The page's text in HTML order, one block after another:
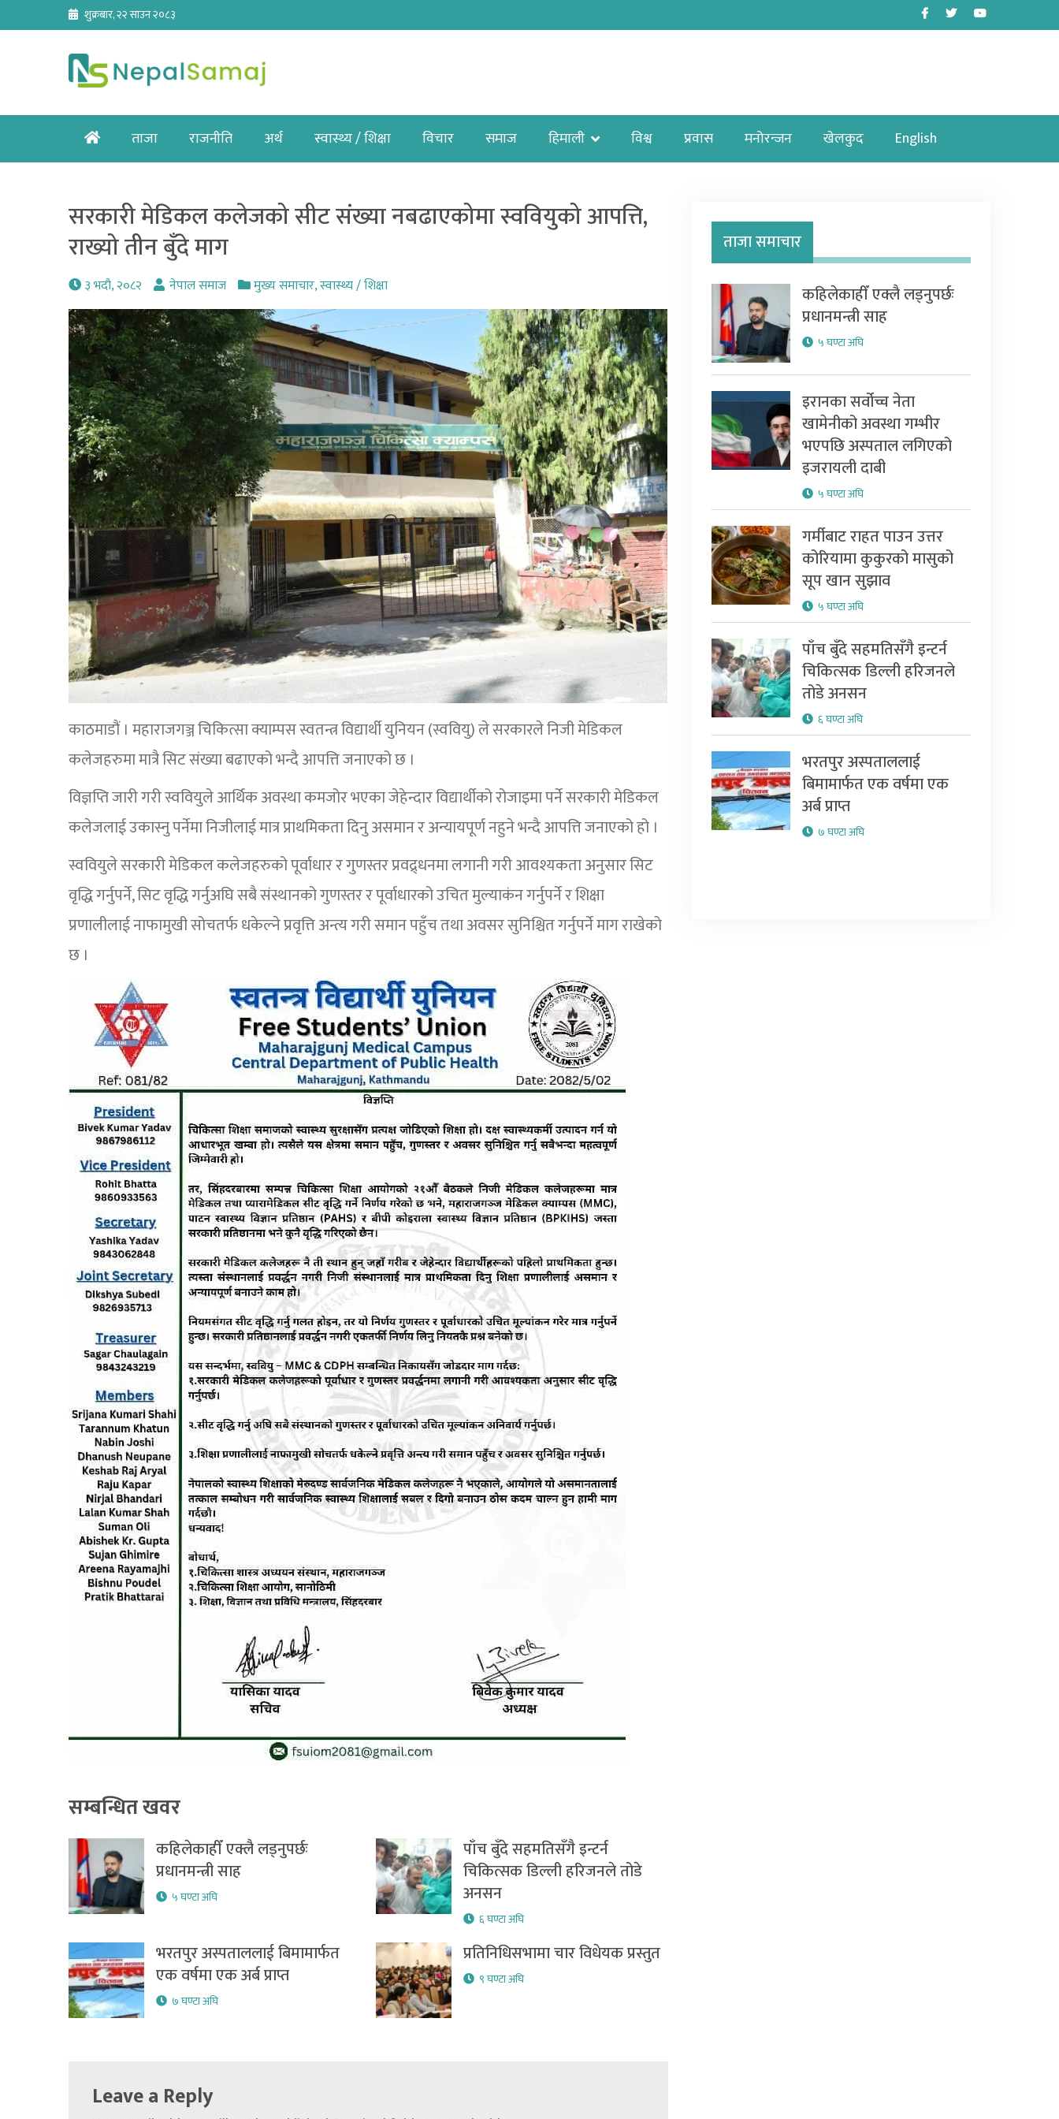
content
शुक्रबार, २२ साउन २०८३ Facebook
TwitterYoutube
Homeताजा राजनीति अर्थ स्वास्थ्य / शिक्षा विचार समाज हिमाली विश्व प्रवास मनोरन्जन खेलकुद English
सरकारी मेडिकल कलेजको सीट संख्या नबढाएकोमा स्ववियुको आपत्ति,
राख्यो तीन बुँदे माग
३ भदौ, २०८२ नेपाल समाज मुख्य समाचार,स्वास्थ्य / शिक्षा
काठमाडौं । महाराजगञ्ज चिकित्सा क्याम्पस स्वतन्त्र विद्यार्थी युनियन (स्ववियु) ले सरकारले निजी मेडिकल
कलेजहरुमा मात्रै सिट संख्या बढाएको भन्दै आपत्ति जनाएको छ ।
विज्ञप्ति जारी गरी स्ववियुले आर्थिक अवस्था कमजोर भएका जेहेन्दार विद्यार्थीको रोजाइमा पर्ने सरकारी मेडिकल
कलेजलाई उकास्नु पर्नेमा निजीलाई मात्र प्राथमिकता दिनु असमान र अन्यायपूर्ण नहुने भन्दै आपत्ति जनाएको हो ।
स्ववियुले सरकारी मेडिकल कलेजहरुको पूर्वाधार र गुणस्तर प्रवद्र्धनमा लगानी गरी आवश्यकता अनुसार सिट
वृद्धि गर्नुपर्ने, सिट वृद्धि गर्नुअघि सबै संस्थानको गुणस्तर र पूर्वाधारको उचित मुल्याकंन गर्नुपर्ने र शिक्षा
प्रणालीलाई नाफामुखी सोचतर्फ धकेल्ने प्रवृत्ति अन्त्य गरी समान पहुँच तथा अवसर सुनिश्चित गर्नुपर्ने माग राखेको
छ ।
सम्बन्धित खवर
कहिलेकाहीँ एक्लै लड्नुपर्छः
प्रधानमन्त्री साह
५ घण्टा अघि
पाँच बुँदे सहमतिसँगै इन्टर्न
चिकित्सक डिल्ली हरिजनले तोडे
अनसन
६ घण्टा अघि
भरतपुर अस्पताललाई बिमामार्फत
एक वर्षमा एक अर्ब प्राप्त
७ घण्टा अघि
प्रतिनिधिसभामा चार विधेयक प्रस्तुत
९ घण्टा अघि
Leave a Reply
ताजा समाचार
कहिलेकाहीँ एक्लै लड्नुपर्छः
प्रधानमन्त्री साह
५ घण्टा अघि
इरानका सर्वोच्च नेता
खामेनीको अवस्था गम्भीर
भएपछि अस्पताल लगिएको
इजरायली दाबी
५ घण्टा अघि
गर्मीबाट राहत पाउन उत्तर
कोरियामा कुकुरको मासुको
सूप खान सुझाव
५ घण्टा अघि
पाँच बुँदे सहमतिसँगै इन्टर्न
चिकित्सक डिल्ली हरिजनले
तोडे अनसन
६ घण्टा अघि
भरतपुर अस्पताललाई
बिमामार्फत एक वर्षमा एक
अर्ब प्राप्त
७ घण्टा अघि